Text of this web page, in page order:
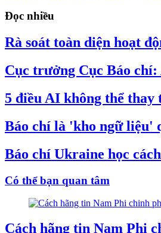
Đọc nhiều
Rà soát toàn diện hoạt
Cục trưởng Cục Báo
5 điều AI không thể thay
Báo chí là 'kho ngữ liệu'
Báo chí Ukraine học
Có thể bạn quan tâm
Cách hãng tin Nam Phi